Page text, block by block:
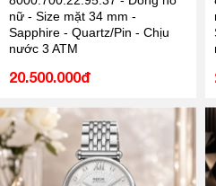
nữ - Size mặt 34 mm -
Sapphire - Quartz/Pin - Chịu
nước 3 ATM
20.500.000đ